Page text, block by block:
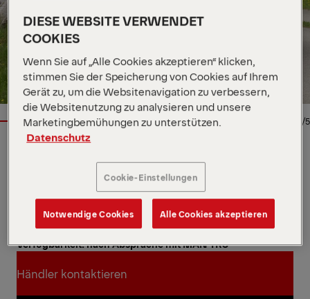
1/5
PALFINGER GmbH
Auf Anfrage
Produkttyp
Vorführer
Auftragsnummer
196002184
Ansprechpartner
Tobias Zehentmeier
Verfügbarkeit: nach Absprache mit MAN TRS
Händler kontaktieren
DIESE WEBSITE VERWENDET
COOKIES
Wenn Sie auf „Alle Cookies akzeptieren“ klicken,
stimmen Sie der Speicherung von Cookies auf Ihrem
Gerät zu, um die Websitenavigation zu verbessern,
die Websitenutzung zu analysieren und unsere
Marketingbemühungen zu unterstützen.
Datenschutz
Cookie-Einstellungen
Notwendige Cookies Alle Cookies akzeptieren